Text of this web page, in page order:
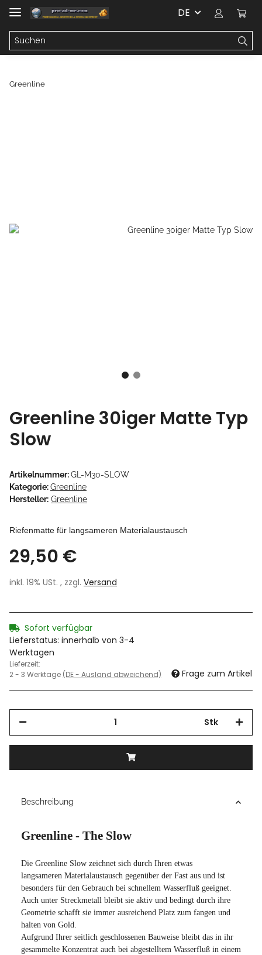
DE
Greenline
Greenline 30iger Matte Typ
Slow
Artikelnummer:GL-M30-SLOW
Kategorie:Greenline
Hersteller: Greenline
Riefenmatte für langsameren Materialaustausch
29,50 €
inkl. 19% USt. , zzgl. Versand
Sofort verfügbar
Lieferstatus: innerhalb von 3-4
Werktagen
Lieferzeit:
2 - 3 Werktage (DE - Ausland abweichend) Frage zum Artikel
Stk
Beschreibung
Greenline - The Slow
Die Greenline Slow zeichnet sich durch Ihren etwas
langsameren Materialaustausch gegenüber der Fast aus und ist
besonders für den Gebrauch bei schnellem Wasserfluß geeignet.
Auch unter Streckmetall bleibt sie aktiv und bedingt durch ihre
Geometrie schafft sie immer ausreichend Platz zum fangen und
halten von Gold.
Aufgrund Ihrer seitlich geschlossenen Bauweise bleibt das in ihr
gesammelte Konzentrat auch bei abgestelltem Wasserfluß in einem